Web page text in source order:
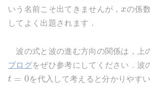
いう名前こそ出てきませんが，xの係
してよく出題されます．
波の式と波の進む方向の関係は，上
ブログをぜひ参考にしてください．波
t = 0を代入して考えると分かりやす